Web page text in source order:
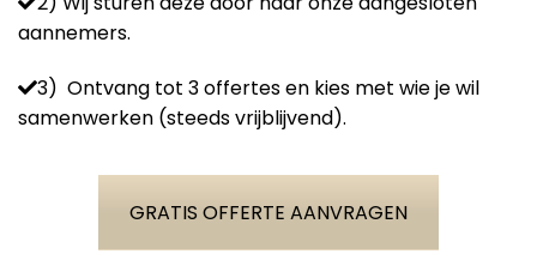
aannemers.
3) Ontvang tot 3 offertes en kies met wie je wil
samenwerken (steeds vrijblijvend).
GRATIS OFFERTE AANVRAGEN